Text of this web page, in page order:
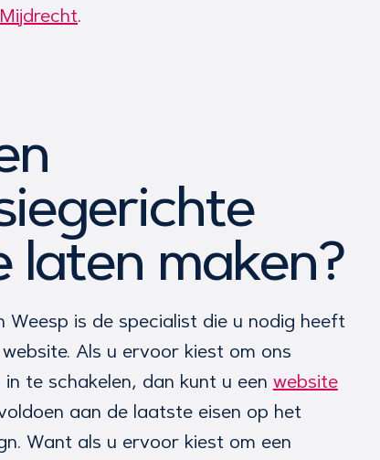
Mijdrecht.
laten maken?
Weesp is de specialist die u nodig heeft
Als u ervoor kiest om ons
te schakelen, dan kunt u een website
aan de laatste eisen op het
Want als u ervoor kiest om een